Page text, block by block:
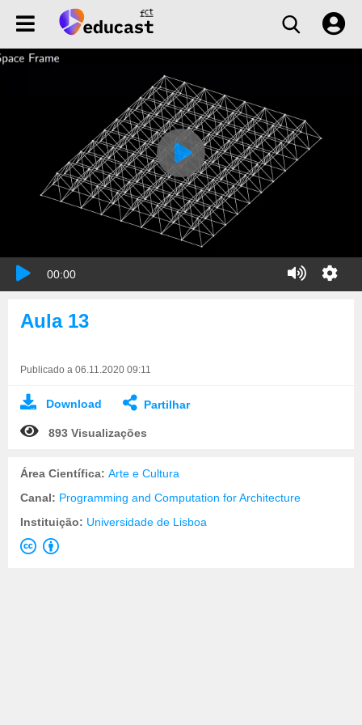
00:00
Aula 13
Publicado a 06.11.2020 09:11
Download Partilhar
893 Visualizações
Área Científica: Arte e Cultura
Canal: Programming and Computation for Architecture
Instituição: Universidade de Lisboa